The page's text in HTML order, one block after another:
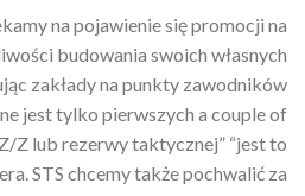
na pojawienie się promocji na
budowania swoich własnych
zakłady na punkty zawodników
jest tylko pierwszych a couple of
Z lub rezerwy taktycznej” “jest to
STS chcemy także pochwalić za